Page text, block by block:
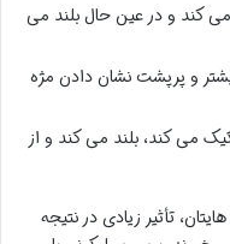
می کند و در عین حال بلند می
و پرپشت نشان دادن مژه
می کند، بلند می کند و از
تأثیر زیادی در نتیجه